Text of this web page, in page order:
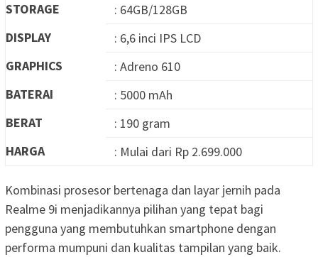
STORAGE
: 64GB/128GB
DISPLAY
: 6,6 inci IPS LCD
GRAPHICS
: Adreno 610
BATERAI
: 5000 mAh
BERAT
: 190 gram
HARGA
: Mulai dari Rp 2.699.000
Kombinasi prosesor bertenaga dan layar jernih pada
Realme 9i menjadikannya pilihan yang tepat bagi
pengguna yang membutuhkan smartphone dengan
performa mumpuni dan kualitas tampilan yang baik.